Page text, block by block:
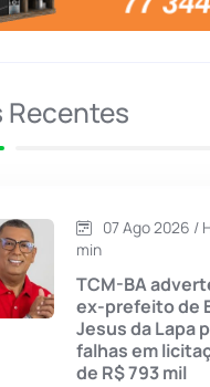
Sales
Recentes
07 Ago 2026 /
min
TCM-BA
ex-prefeito de
Jesus da Lapa
falhas em
de R$ 793 mil